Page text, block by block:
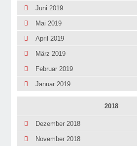
Juni 2019
Mai 2019
April 2019
März 2019
Februar 2019
Januar 2019
2018
Dezember 2018
November 2018